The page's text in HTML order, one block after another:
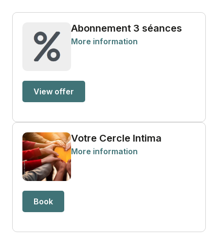
Abonnement 3 séances
More information
View offer
Votre Cercle Intima
More information
Book